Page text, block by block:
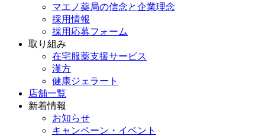
マエノ薬局の信念と企業理念
採用情報
採用応募フォーム
取り組み
在宅服薬支援サービス
漢方
健康ジェラート
店舗一覧
新着情報
お知らせ
キャンペーン・イベント